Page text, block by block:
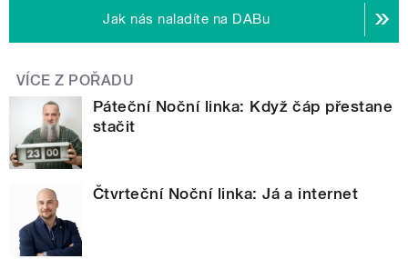
Jak nás naladíte na DABu
VÍCE Z POŘADU
Páteční Noční linka: Když čáp přestane
stačit
Čtvrteční Noční linka: Já a internet